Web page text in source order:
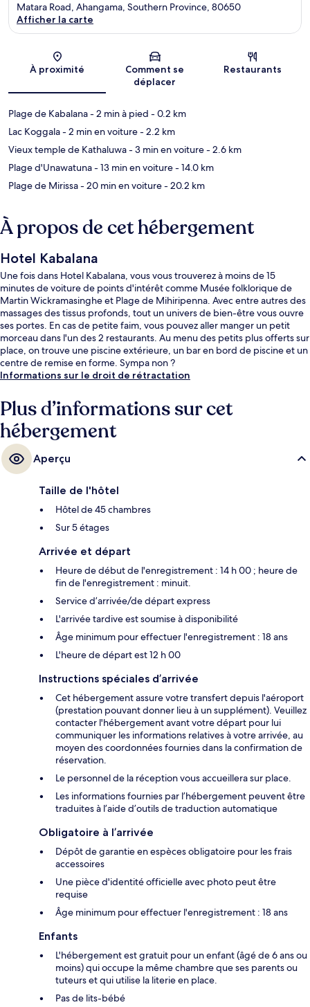
Carte
Matara Road, Ahangama, Southern Province, 80650
Afficher la carte
À proximité
Comment se
déplacer
Restaurants
Plage de Kabalana- 2 min à pied - 0.2 km
Lac Koggala- 2 min en voiture- 2.2 km
Vieux temple de Kathaluwa- 3 min en voiture- 2.6 km
Plage d'Unawatuna- 13 min en voiture- 14.0 km
Plage de Mirissa- 20 min en voiture- 20.2 km
À propos de cet hébergement
Hotel Kabalana
Une fois dans Hotel Kabalana, vous vous trouverez à moins de 15
minutes de voiture de points d'intérêt comme Musée folklorique de
Martin Wickramasinghe et Plage de Mihiripenna. Avec entre autres des
massages des tissus profonds, tout un univers de bien-être vous ouvre
ses portes. En cas de petite faim, vous pouvez aller manger un petit
morceau dans l'un des 2 restaurants. Au menu des petits plus offerts sur
place, on trouve une piscine extérieure, un bar en bord de piscine et un
centre de remise en forme. Sympa non ?
Informations sur le droit de rétractation
Plus d’informations sur cet
hébergement
Aperçu
Taille de l'hôtel
Hôtel de 45 chambres
Sur 5 étages
Arrivée et départ
Heure de début de l'enregistrement : 14 h 00 ; heure de
fin de l'enregistrement : minuit.
Service d’arrivée/de départ express
L'arrivée tardive est soumise à disponibilité
Âge minimum pour effectuer l'enregistrement : 18 ans
L'heure de départ est 12 h 00
Instructions spéciales d’arrivée
Cet hébergement assure votre transfert depuis l'aéroport
(prestation pouvant donner lieu à un supplément). Veuillez
contacter l'hébergement avant votre départ pour lui
communiquer les informations relatives à votre arrivée, au
moyen des coordonnées fournies dans la confirmation de
réservation.
Le personnel de la réception vous accueillera sur place.
Les informations fournies par l’hébergement peuvent être
traduites à l’aide d’outils de traduction automatique
Obligatoire à l’arrivée
Dépôt de garantie en espèces obligatoire pour les frais
accessoires
Une pièce d'identité officielle avec photo peut être
requise
Âge minimum pour effectuer l'enregistrement : 18 ans
Enfants
L'hébergement est gratuit pour un enfant (âgé de 6 ans ou
moins) qui occupe la même chambre que ses parents ou
tuteurs et qui utilise la literie en place.
Pas de lits-bébé